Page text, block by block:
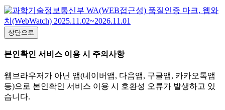
상단으로
본인확인 서비스 이용 시 주의사항
웹브라우저가 아닌 앱(네이버앱, 다음앱, 구글앱, 카카오톡앱
등)으로 본인확인 서비스 이용 시 호환성 오류가 발생하고 있
습니다.